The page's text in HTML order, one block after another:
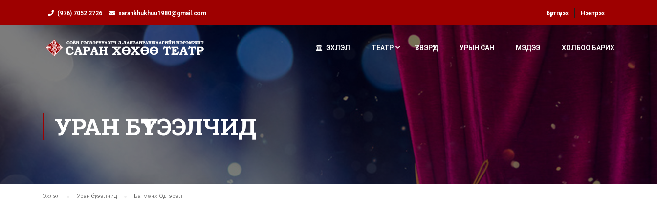
(976) 7052 2726 sarankhukhuu1980@gmail.com Бүртгүүлэх Нэвтрэх
ЭХЛЭЛ ТЕАТР ҮЗВЭРҮҮД УРЫН САН МЭДЭЭ ХОЛБОО БАРИХ
УРАН БҮТЭЭЛЧИД
Эхлэл Уран бүтээлчид Батмөнх Одгэрэл